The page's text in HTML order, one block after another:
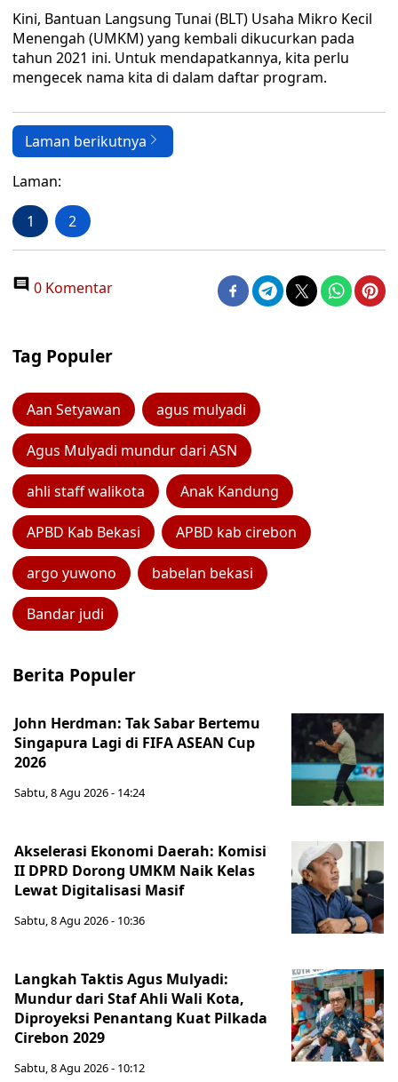
Kini, Bantuan Langsung Tunai (BLT) Usaha Mikro Kecil
Menengah (UMKM) yang kembali dikucurkan pada
tahun 2021 ini. Untuk mendapatkannya, kita perlu
mengecek nama kita di dalam daftar program.
Laman berikutnya
Laman:
1 2
0 Komentar
Tag Populer
Aan Setyawan agus mulyadi
Agus Mulyadi mundur dari ASN
ahli staff walikota Anak Kandung
APBD Kab Bekasi APBD kab cirebon
argo yuwono babelan bekasi
Bandar judi
Berita Populer
John Herdman: Tak Sabar Bertemu
Singapura Lagi di FIFA ASEAN Cup
2026
Sabtu, 8 Agu 2026 - 14:24
Akselerasi Ekonomi Daerah: Komisi
II DPRD Dorong UMKM Naik Kelas
Lewat Digitalisasi Masif
Sabtu, 8 Agu 2026 - 10:36
Langkah Taktis Agus Mulyadi:
Mundur dari Staf Ahli Wali Kota,
Diproyeksi Penantang Kuat Pilkada
Cirebon 2029
Sabtu, 8 Agu 2026 - 10:12